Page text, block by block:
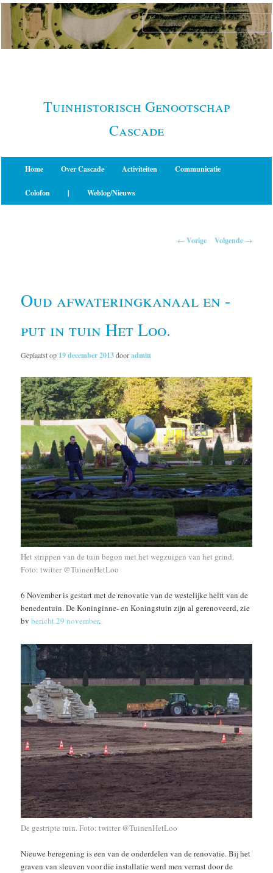
Spring
naar
primaire
Tuinhistorisch Genootschap
Cascade
Home Over Cascade Activiteiten Communicatie
Colofon | Weblog/Nieuws
← Vorige Volgende →
Oud afwateringkanaal en -
put in tuin Het Loo.
Geplaatst op 19 december 2013dooradmin
Het strippen van de tuin begon met het wegzuigen van het grind.
Foto: twitter @TuinenHetLoo
6 November is gestart met de renovatie van de westelijke helft van de
benedentuin. De Koninginne- en Koningstuin zijn al gerenoveerd, zie
bvbericht 29 november.
De gestripte tuin. Foto: twitter @TuinenHetLoo
Nieuwe beregening is een van de onderdelen van de renovatie. Bij het
graven van sleuven voor die installatie werd men verrast door de